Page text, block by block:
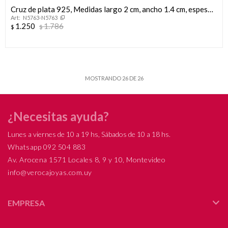
Cruz de plata 925, Medidas largo 2 cm, ancho 1.4 cm, espesor
1.5 mm.N5763-N5763
$ 1.250 $1.786
MOSTRANDO 26DE 26
¿Necesitas ayuda?
Lunes a viernes de 10 a 19 hs, Sábados de 10 a 18 hs.
Whatsapp 092 504 883
Av. Arocena 1571 Locales 8, 9 y 10, Montevideo
info@verocajoyas.com.uy
EMPRESA